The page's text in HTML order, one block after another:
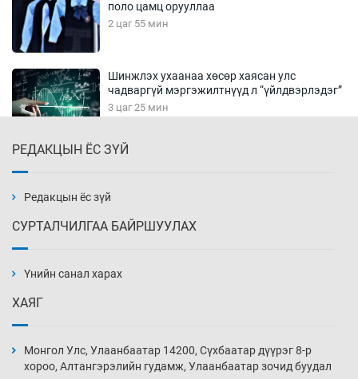
поло цамц орууллаа
2 цаг 55 мин
Шинжлэх ухаанаа хөсөр хаясан улс
чадваргүй мэргэжилтнүүд л “үйлдвэрлэдэг”
3 цаг 25 мин
3 цаг 55 мин
4 цаг 25 мин
дарамтад оров
19 цаг 55 мин
РЕДАКЦЫН ЁС ЗҮЙ
Редакцын ёс зүй
СУРТАЛЧИЛГАА БАЙРШУУЛАХ
Үнийн санал харах
ХАЯГ
Монгол Улс, Улаанбаатар 14200, Сүхбаатар дүүрэг 8-р
хороо, Алтангэрэлийн гудамж, Улаанбаатар зочид буудал